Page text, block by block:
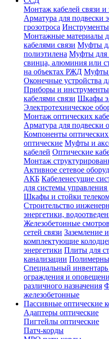
Монтаж кабелей связи и
Арматура для подвески
грозотроса Инструменты
Монтажные материалы
кабелями связи Муфты
полиэтилена Муфты для
свинца, алюминия или
на объектах РЖД Муфты
Оконечные устройства
Приборы и инструменты
кабелями связи Шкафы
Электротехническое
Монтаж оптических
Арматура для подвески
Компоненты оптических
оптические Муфты и
кабелей Оптические
Монтаж
Активное сетевое
АКБ Кабеленесущие
для системы
Шкафы и стойки
Строительство
энергетики,
Железобетонные
сетей связи Заземление
комплектующие
энергетики Плиты для
канализации
Специальный
ограждения и
различного назначения
железобетонные
Пассивные оптические
Адаптеры оптические
Пигтейлы оптические
Патч-корды